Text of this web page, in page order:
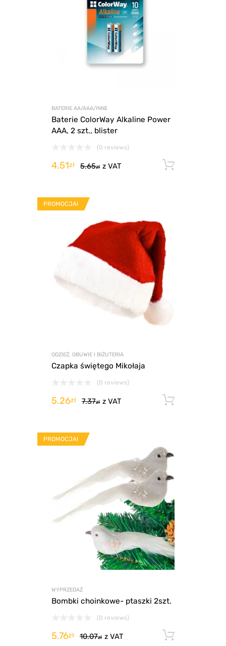
BATERIE AA/AAA/INNE
Baterie ColorWay Alkaline Power
AAA, 2 szt., blister
(0 reviews)
5.65zł
4.51zł z VAT
PROMOCJA!
ODZIEŻ, OBUWIE I BIŻUTERIA
Czapka świętego Mikołaja
(0 reviews)
7.37zł
5.26zł z VAT
PROMOCJA!
WYPRZEDAŻ
Bombki choinkowe- ptaszki 2szt.
(0 reviews)
10.07zł
5.76zł z VAT